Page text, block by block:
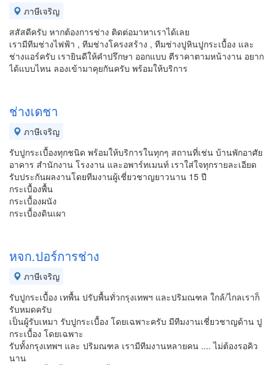
ภาษีเจริญ
สสัสดีครับ หากต้องการช่าง ติดต่อมาหาเราได้เลย
เรามีทีมช่างไฟฟ้า , ทีมช่างโครงสร้าง , ทีมช่างปูหินปูกระเบื้อง และ
ช่างแอร์ครับ เรายินดีให้คำปรึกษา ออกแบบ ตีราคาตามหน้างาน อยาก
ได้แบบไหน ลองเข้ามาคุยกันครับ พร้อมให้บริการ
ช่างเดชา
ภาษีเจริญ
รับปูกระเบื้องทุกชนิด พร้อมให้บริการในทุกๆ สถานที่เช่น บ้านพักอาศัย
อาคาร สำนักงาน โรงงาน และอพาร์ทเมนท์ เราใส่ใจทุกรายละเอียด
รับประกันผลงานโดยทีมงานผู้เชี่ยวชาญยาวนาน 15 ปี
กระเบื้องพื้น
กระเบื้องผนัง
กระเบื้องดินเผา
หจก.ปอร์การช่าง
ภาษีเจริญ
รับปูกระเบื้อง เทพื้น ปรับพื้นทั่วกรุงเทพฯ และปริมณฑล ใกล้/ไกลเราก็
รับหมดครับ
เป็นผู้รับเหมา รับปูกระเบื้อง โดยเฉพาะครับ มีทีมงานเชี่ยวชาญด้าน ปู
กระเบื้อง โดยเฉพาะ
รับทั้งกรุงเทพฯ และ ปริมณฑล เรามีทีมงานหลายคน .... ไม่ต้องรอคิว
นาน